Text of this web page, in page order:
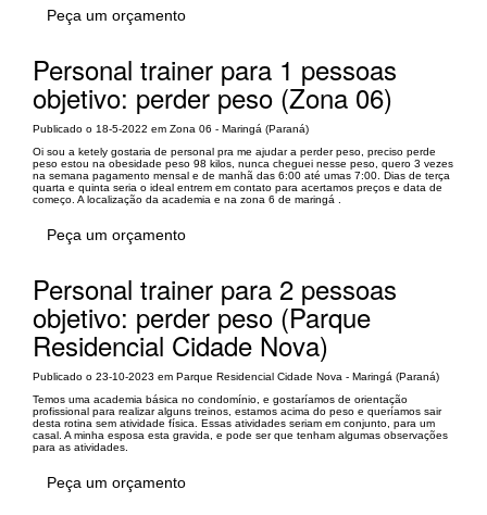
Peça um orçamento
Personal trainer para 1 pessoas
objetivo: perder peso (Zona 06)
Publicado o 18-5-2022 em Zona 06 - Maringá (Paraná)
Oi sou a ketely gostaria de personal pra me ajudar a perder peso, preciso perde
peso estou na obesidade peso 98 kilos, nunca cheguei nesse peso, quero 3 vezes
na semana pagamento mensal e de manhã das 6:00 até umas 7:00. Dias de terça
quarta e quinta seria o ideal entrem em contato para acertamos preços e data de
começo. A localização da academia e na zona 6 de maringá .
Peça um orçamento
Personal trainer para 2 pessoas
objetivo: perder peso (Parque
Residencial Cidade Nova)
Publicado o 23-10-2023 em Parque Residencial Cidade Nova - Maringá (Paraná)
Temos uma academia básica no condomínio, e gostaríamos de orientação
profissional para realizar alguns treinos, estamos acima do peso e queríamos sair
desta rotina sem atividade física. Essas atividades seriam em conjunto, para um
casal. A minha esposa esta gravida, e pode ser que tenham algumas observações
para as atividades.
Peça um orçamento